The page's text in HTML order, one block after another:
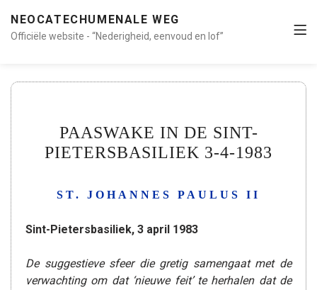
NEOCATECHUMENALE WEG
Officiële website - “Nederigheid, eenvoud en lof”
PAASWAKE IN DE SINT-
PIETERSBASILIEK 3-4-1983
ST. JOHANNES PAULUS II
Sint-Pietersbasiliek, 3 april 1983
De suggestieve sfeer die gretig samengaat met de
verwachting om dat ‘nieuwe feit’ te herhalen dat de